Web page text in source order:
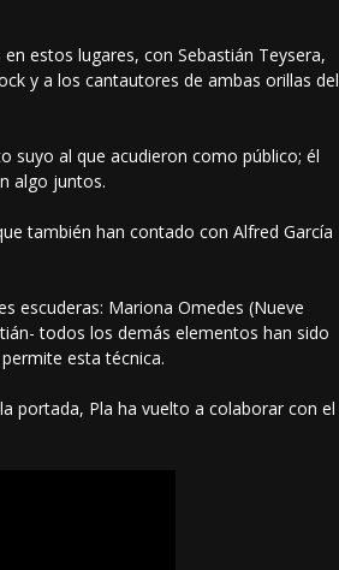
estos lugares, con Sebastián Teysera,
y a los cantautores de ambas orillas del
suyo al que acudieron como público; él
algo juntos.
también han contado con Alfred García
escuderas: Mariona Omedes (Nueve
todos los demás elementos han sido
esta técnica.
portada, Pla ha vuelto a colaborar con el